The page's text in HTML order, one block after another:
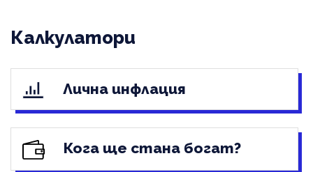
Калкулатори
Лична инфлация
Кога ще стана богат?